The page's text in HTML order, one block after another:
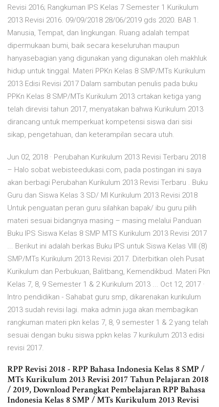
Revisi 2016; Rangkuman IPS Kelas 7 Semester 1 Kurikulum
2013 Revisi 2016. 09/09/2018 28/06/2019 gds 2020. BAB 1.
Manusia, Tempat, dan lingkungan. Ruang adalah tempat
dipermukaan bumi, baik secara keseluruhan maupun
hanyasebagian yang digunakan yang digunakan oleh makhluk
hidup untuk tinggal. Materi PPKn Kelas 8 SMP/MTs Kurikulum
2013 Edisi Revisi 2017 Dalam sambutan penulis pada buku
PPKn Kelas 8 SMP/MTs Kurikulum 2013 crtakan ketiga yang
telah direvisi tahun 2017, menyatakan bahwa Kurikulum 2013
dirancang untuk memperkuat kompetensi siswa dari sisi
sikap, pengetahuan, dan keterampilan secara utuh.
Jun 02, 2018 · Perubahan Kurikulum 2013 Revisi Terbaru 2018
– Halo sobat webisteedukasi.com, pada postingan ini saya
akan berbagi Perubahan Kurikulum 2013 Revisi Terbaru . Buku
Guru dan Siswa Kelas 3 SD/ MI Kurikulum 2013 Revisi 2018
Untuk penguatan peran guru silahkan bapak/ ibu guru pilih
materi sesuai bidangnya masing – masing melalui Panduan
Buku IPS Siswa Kelas 8 SMP MTS Kurikulum 2013 Revisi 2017
... Berikut ini adalah berkas Buku IPS untuk Siswa Kelas VIII (8)
SMP/MTs Kurikulum 2013 Revisi 2017. Diterbitkan oleh Pusat
Kurikulum dan Perbukuan, Balitbang, Kemendikbud. Materi Pkn
Kelas 7, 8, 9 Semester 1 & 2 Kurikulum 2013 ... Oct 12, 2017 ·
Intro pendidikan - Sahabat guru smp, dikarenakan kurikulum
2013 sudah revisi lagi. maka admin juga akan membagikan
rangkuman materi pkn kelas 7, 8, 9 semester 1 & 2 yang telah
sesuai dengan buku siswa ppkn kelas 7 kurikulum 2013 edisi
revisi 2017.
RPP Revisi 2018 - RPP Bahasa Indonesia Kelas 8 SMP /
MTs Kurikulum 2013 Revisi 2017 Tahun Pelajaran 2018
/ 2019, Download Perangkat Pembelajaran RPP Bahasa
Indonesia Kelas 8 SMP / MTs Kurikulum 2013 Revisi